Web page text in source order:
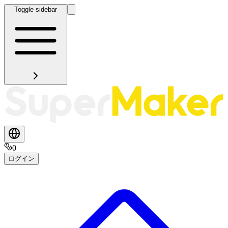
Toggle sidebar
0
ログイン